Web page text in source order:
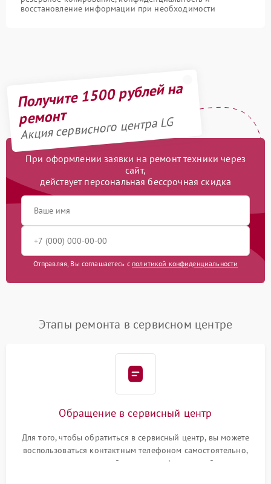
восстановление информации при необходимости
Получите 1500 рублей на
ремонт
Акция сервисного центра LG
При оформлении заявки на ремонт техники через
сайт,
действует персональная бессрочная скидка
Отправляя, Вы соглашаетесь с политикой конфиденциальности
Этапы ремонта в сервисном центре
Обращение в сервисный центр
Для того, чтобы обратиться в сервисный центр, вы можете
воспользоваться контактным телефоном самостоятельно,
или оставить свой номер телефона на сайте